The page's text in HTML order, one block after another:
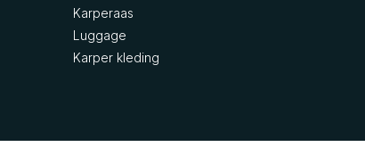
Karperaas
Luggage
Karper kleding